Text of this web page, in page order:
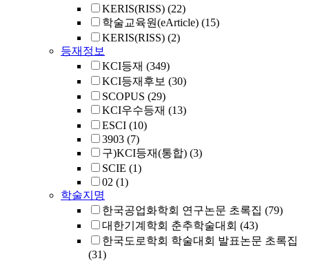
KERIS(RISS) (22)
학술교육원(eArticle) (15)
KERIS(RISS) (2)
등재정보
KCI등재 (349)
KCI등재후보 (30)
SCOPUS (29)
KCI우수등재 (13)
ESCI (10)
3903 (7)
구)KCI등재(통합) (3)
SCIE (1)
02 (1)
학술지명
한국공업화학회 연구논문 초록집 (79)
대한기계학회 춘추학술대회 (43)
한국도로학회 학술대회 발표논문 초록집
(31)